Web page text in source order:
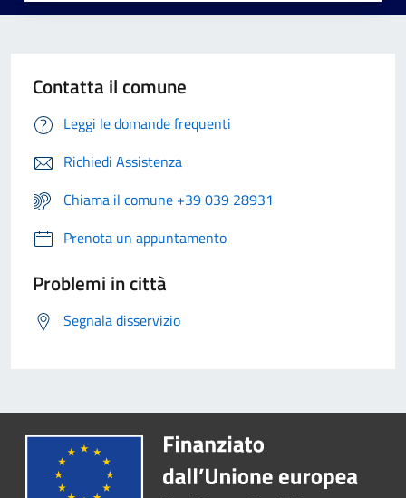
Contatta il comune
Leggi le domande frequenti
Richiedi Assistenza
Chiama il comune +39 039 28931
Prenota un appuntamento
Problemi in città
Segnala disservizio